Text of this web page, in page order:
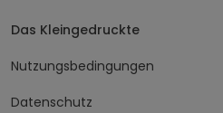
Das Kleingedruckte
Nutzungsbedingungen
Datenschutz